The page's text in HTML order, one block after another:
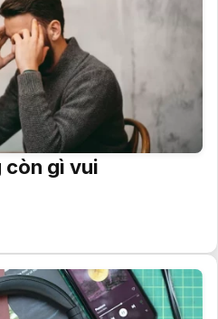
còn gì vui